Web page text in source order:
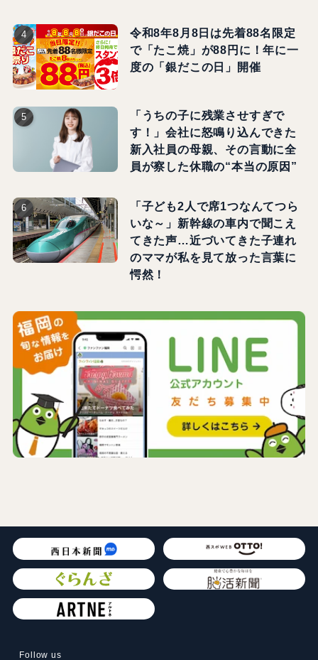
令和8年8月8日は先着88名限定
で「たこ焼」が88円に！年に一
度の「銀だこの日」開催
「うちの子に残業させすぎで
す！」会社に怒鳴り込んできた
新入社員の母親、その言動に全
員が察した休職の“本当の原因”
「子ども2人で席1つなんてつら
いな～」新幹線の車内で聞こえ
てきた声…近づいてきた子連れ
のママが私を見て放った言葉に
愕然！
Follow us